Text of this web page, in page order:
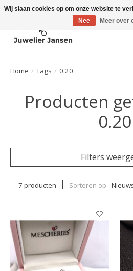
Home / Tags / 0.20
Producten
0.20
Filters
7 producten Sorteren op
Wij slaan cookies op om onze website te
Nee
Meer over